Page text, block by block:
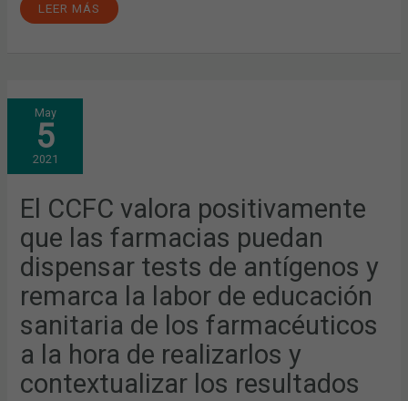
LEER MÁS
May
5
2021
El CCFC valora positivamente
que las farmacias puedan
dispensar tests de antígenos y
remarca la labor de educación
sanitaria de los farmacéuticos
a la hora de realizarlos y
contextualizar los resultados
EL
CCFC
VALORA
POSITIVAMENTE
QUE
LAS
FARMACIAS
DISPENSAR
TESTS
DE
ANTÍGENOS
Y
REMARCA
LA
LABOR
DE
EDUCACIÓN
SANITARIA
DE
FARMACÉUTICOS
A
LA
HORA